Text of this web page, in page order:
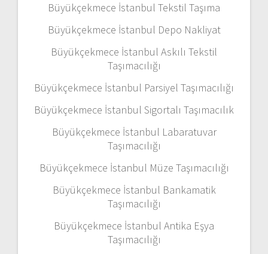
Büyükçekmece İstanbul Tekstil Taşıma
Büyükçekmece İstanbul Depo Nakliyat
Büyükçekmece İstanbul Askılı Tekstil
Taşımacılığı
Büyükçekmece İstanbul Parsiyel Taşımacılığı
Büyükçekmece İstanbul Sigortalı Taşımacılık
Büyükçekmece İstanbul Labaratuvar
Taşımacılığı
Büyükçekmece İstanbul Müze Taşımacılığı
Büyükçekmece İstanbul Bankamatik
Taşımacılığı
Büyükçekmece İstanbul Antika Eşya
Taşımacılığı